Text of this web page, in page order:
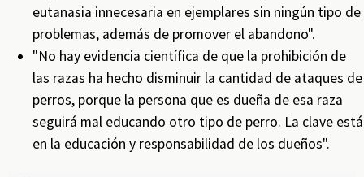
eutanasia innecesaria en ejemplares sin ningún tipo de
problemas, además de promover el abandono".
"No hay evidencia científica de que la prohibición de
las razas ha hecho disminuir la cantidad de ataques de
perros, porque la persona que es dueña de esa raza
seguirá mal educando otro tipo de perro. La clave está
en la educación y responsabilidad de los dueños".